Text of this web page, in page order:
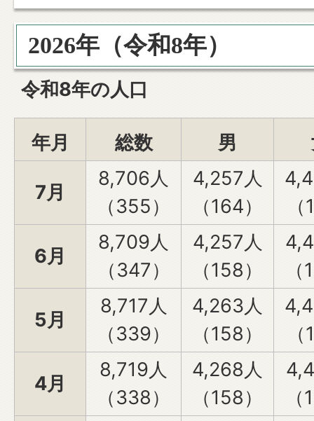
2026年（令和8年）
令和8年の人口
年月 総数 男
7月
8,706人
（355）
4,257人
（164）
6月
8,709人
（347）
4,257人
（158）
5月
8,717人
（339）
4,263人
（158）
4月
8,719人
（338）
4,268人
（158）